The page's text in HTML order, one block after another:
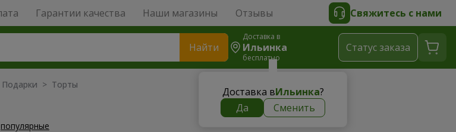
Гарантии качества Наши магазины Отзывы Свяжитесь с нами
Найти
Доставка в
Ильинка
бесплатно
Доставка вИльинка?
Да
Сменить
Cтатус заказа
> Торты
популярные